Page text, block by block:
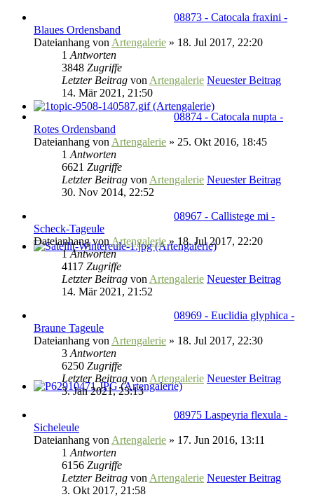
08873 - Catocala fraxini -
Blaues Ordensband
Dateianhang von Artengalerie » 18. Jul 2017, 22:20
1 Antworten
3848 Zugriffe
Letzter Beitrag von Artengalerie Neuester Beitrag
14. Mär 2021, 21:50
08874 - Catocala nupta -
Rotes Ordensband
Dateianhang von Artengalerie » 25. Okt 2016, 18:45
1 Antworten
6621 Zugriffe
Letzter Beitrag von Artengalerie Neuester Beitrag
30. Nov 2014, 22:52
08967 - Callistege mi -
Scheck-Tageule
Dateianhangvon Artengalerie » 18. Jul 2017, 22:20
1Antworten
4117 Zugriffe
Letzter Beitrag von Artengalerie Neuester Beitrag
14. Mär 2021, 21:52
08969 - Euclidia glyphica -
Braune Tageule
Dateianhang von Artengalerie » 18. Jul 2017, 22:30
3 Antworten
6250 Zugriffe
Letzter Beitrag von Artengalerie Neuester Beitrag
3. Jan 2021, 23:13
08975 Laspeyria flexula -
Sicheleule
Dateianhang von Artengalerie » 17. Jun 2016, 13:11
1 Antworten
6156 Zugriffe
Letzter Beitrag von Artengalerie Neuester Beitrag
3. Okt 2017, 21:58